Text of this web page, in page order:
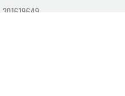
301619649,